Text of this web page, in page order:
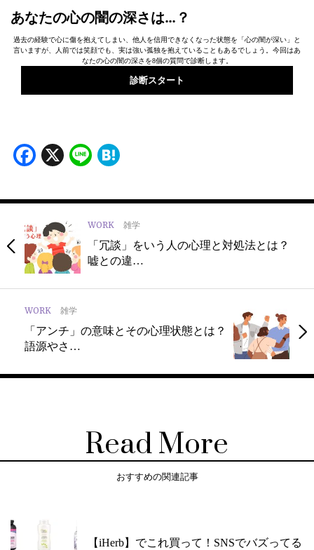
あなたの心の闇の深さは…？
過去の経験で心に傷を抱えてしまい、他人を信用できなくなった状態を「心の闇が深い」と
言いますが、人前では笑顔でも、実は強い孤独を抱えていることもあるでしょう。今回はあ
なたの心の闇の深さを8個の質問で診断します。
診断スタート
Facebook
X Line
WORK 雑学
「冗談」をいう人の心理と対処法とは？
嘘との違…
WORK 雑学
「アンチ」の意味とその心理状態とは？
語源やさ…
Read More
おすすめの関連記事
【iHerb】でこれ買って！SNSでバズってる